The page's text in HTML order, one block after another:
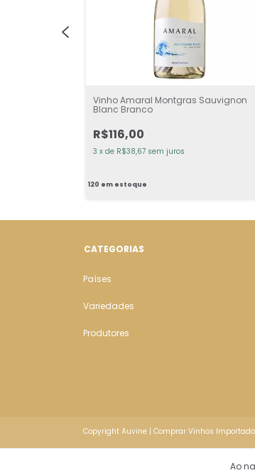
Ao
Vinho Amaral Montgras Sauvignon
Blanc Branco
R$116,00
3 x de R$38,67 sem juros
120 em estoque
CATEGORIAS
Países
Variedades
Produtores
Copyright Auvine | Comprar Vinhos